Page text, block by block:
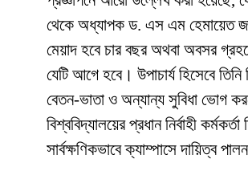
থেকে অধ্যাপক ড. এস এম হেমায়েত
মেয়াদ হবে চার বছর অথবা অবসর
যেটি আগে হবে। উপাচার্য হিসেবে তিনি
বেতন-ভাতা ও অন্যান্য সুবিধা ভোগ
বিশ্ববিদ্যালয়ের প্রধান নির্বাহী কর্মকর্তা
সার্বক্ষণিকভাবে ক্যাম্পাসে দায়িত্ব